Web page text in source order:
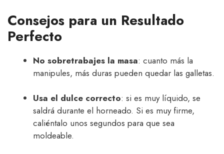
Consejos para un Resultado
Perfecto
No sobretrabajes la masa: cuanto más la
manipules, más duras pueden quedar las galletas.
Usa el dulce correcto: si es muy líquido, se
saldrá durante el horneado. Si es muy firme,
caliéntalo unos segundos para que sea
moldeable.